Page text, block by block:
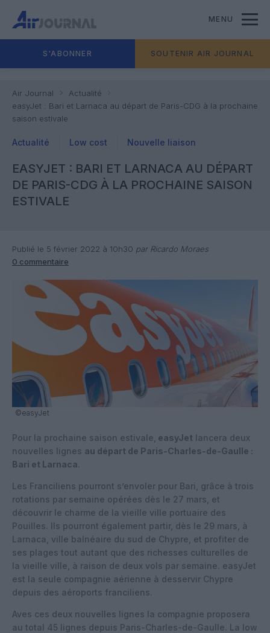
MENU
S'ABONNER SOUTENIR AIR JOURNAL
Air Journal
Actualité
easyJet : Bari et Larnaca au départ de Paris-CDG à la prochaine
saison estivale
Actualité Low cost Nouvelle liaison
EASYJET : BARI ET LARNACA AU DÉPART
DE PARIS-CDG À LA PROCHAINE SAISON
ESTIVALE
Publié le 5 février 2022 à 10h30 par Ricardo Moraes
0 commentaire
©easyJet
Pour la prochaine saison estivale, easyJet lancera deux
nouvelles lignes au départ de Paris-Charles-de-Gaulle :
Bari et Larnaca.
Les Franciliens pourront s’envoler pour Bari, grâce à trois
rotations par semaine opérées dès le 27 mars, et
découvrir le charme de la vieille ville portuaire des
Pouilles. Ils pourront également partir, dès le 29 mars, à
Larnaca, ville balnéaire du sud de Chypre, et profiter de
ses plages tout autant que des richesses culturelles de
la vieille ville, à raison de deux vols par semaine. easyJet
est la seule compagnie aérienne à desservir Chypre
depuis des aéroports franciliens.
Aves ces deux nouvelles lignes la compagnie proposera
au total 45 lignes depuis Paris-Charles-de-Gaulle. La low